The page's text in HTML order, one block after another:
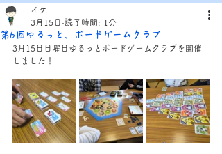
第6回ゆるっと、ボードゲームクラブ
イケ
3月15日 読了時間: 1分
3月15日日曜日ゆるっとボードゲームクラブを開催
しました！